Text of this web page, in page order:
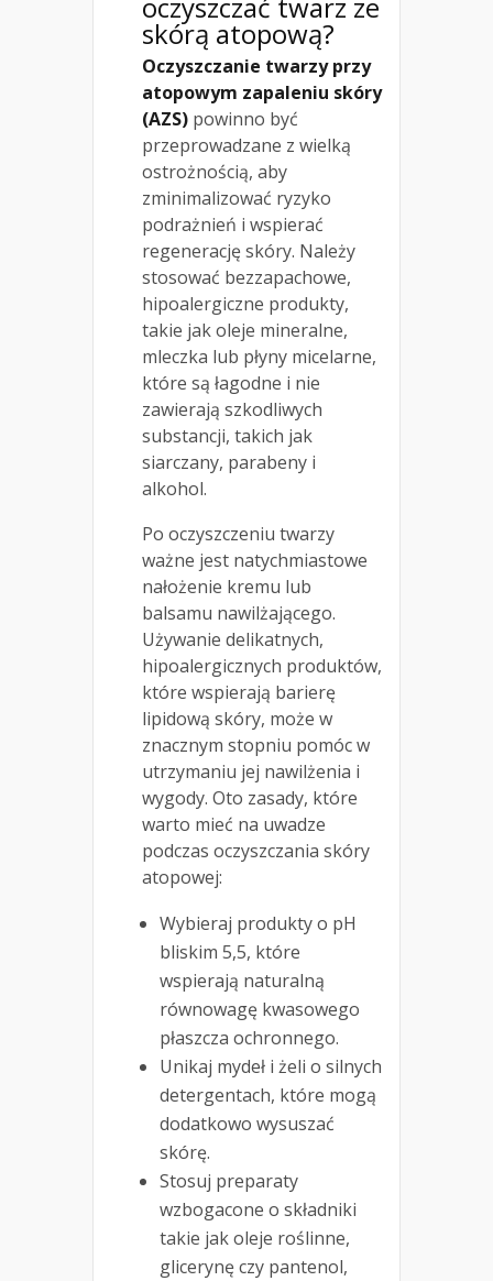
skórą atopową?
Oczyszczanie twarzy przy
atopowym zapaleniu skóry
(AZS) powinno być
przeprowadzane z wielką
ostrożnością, aby
zminimalizować ryzyko
podrażnień i wspierać
regenerację skóry. Należy
stosować bezzapachowe,
hipoalergiczne produkty,
takie jak oleje mineralne,
mleczka lub płyny micelarne,
które są łagodne i nie
zawierają szkodliwych
substancji, takich jak
siarczany, parabeny i
alkohol.
Po oczyszczeniu twarzy
ważne jest natychmiastowe
nałożenie kremu lub
balsamu nawilżającego.
Używanie delikatnych,
hipoalergicznych produktów,
które wspierają barierę
lipidową skóry, może w
znacznym stopniu pomóc w
utrzymaniu jej nawilżenia i
wygody. Oto zasady, które
warto mieć na uwadze
podczas oczyszczania skóry
atopowej:
Wybieraj produkty o pH
bliskim 5,5, które
wspierają naturalną
równowagę kwasowego
płaszcza ochronnego.
Unikaj mydeł i żeli o silnych
detergentach, które mogą
dodatkowo wysuszać
skórę.
Stosuj preparaty
wzbogacone o składniki
takie jak oleje roślinne,
glicerynę czy pantenol,